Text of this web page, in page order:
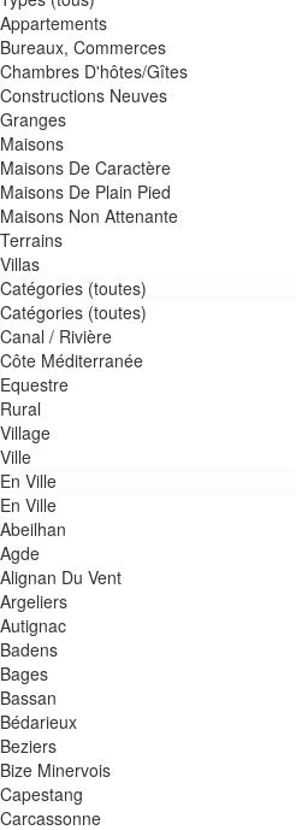
Appartements
Bureaux, Commerces
Chambres D'hôtes/Gîtes
Constructions Neuves
Granges
Maisons
Maisons De Caractère
Maisons De Plain Pied
Maisons Non Attenante
Terrains
Villas
Catégories (toutes)
Catégories (toutes)
Canal / Rivière
Côte Méditerranée
Equestre
Rural
Village
Ville
En Ville
En Ville
Abeilhan
Agde
Alignan Du Vent
Argeliers
Autignac
Badens
Bages
Bassan
Bédarieux
Beziers
Bize Minervois
Capestang
Carcassonne